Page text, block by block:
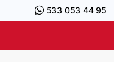
533 053 44 95